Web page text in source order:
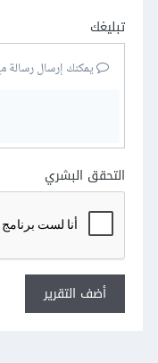
تبليغك
يمكنك إرسال رسالة
التحقق البشري
أضف التقرير